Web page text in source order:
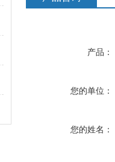
产品：
您的单位：
您的姓名：